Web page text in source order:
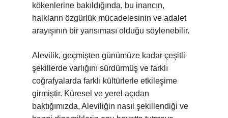
kökenlerine bakıldığında, bu inancın,
halkların özgürlük mücadelesinin ve adalet
arayışının bir yansıması olduğu söylenebilir.
Alevilik, geçmişten günümüze kadar çeşitli
şekillerde varlığını sürdürmüş ve farklı
coğrafyalarda farklı kültürlerle etkileşime
girmiştir. Küresel ve yerel açıdan
baktığımızda, Aleviliğin nasıl şekillendiği ve